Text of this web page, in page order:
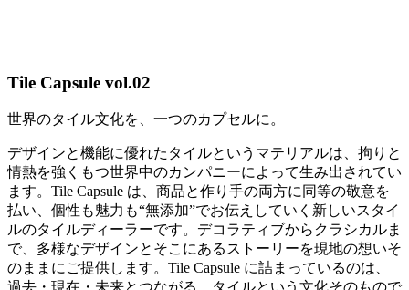
Tile Capsule vol.02
世界のタイル文化を、一つのカプセルに。
デザインと機能に優れたタイルというマテリアルは、拘りと
情熱を強くもつ世界中のカンパニーによって生み出されてい
ます。Tile Capsule は、商品と作り手の両方に同等の敬意を
払い、個性も魅力も“無添加”でお伝えしていく新しいスタイ
ルのタイルディーラーです。デコラティブからクラシカルま
で、多様なデザインとそこにあるストーリーを現地の想いそ
のままにご提供します。Tile Capsule に詰まっているのは、
過去・現在・未来とつながる、タイルという文化そのもので